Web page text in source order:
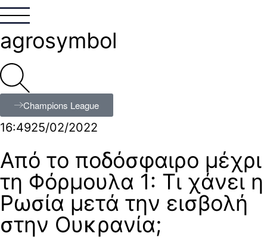
agrosymbol
Champions League
16:4925/02/2022
Από το ποδόσφαιρο μέχρι
τη Φόρμουλα 1: Τι χάνει η
Ρωσία μετά την εισβολή
στην Ουκρανία;